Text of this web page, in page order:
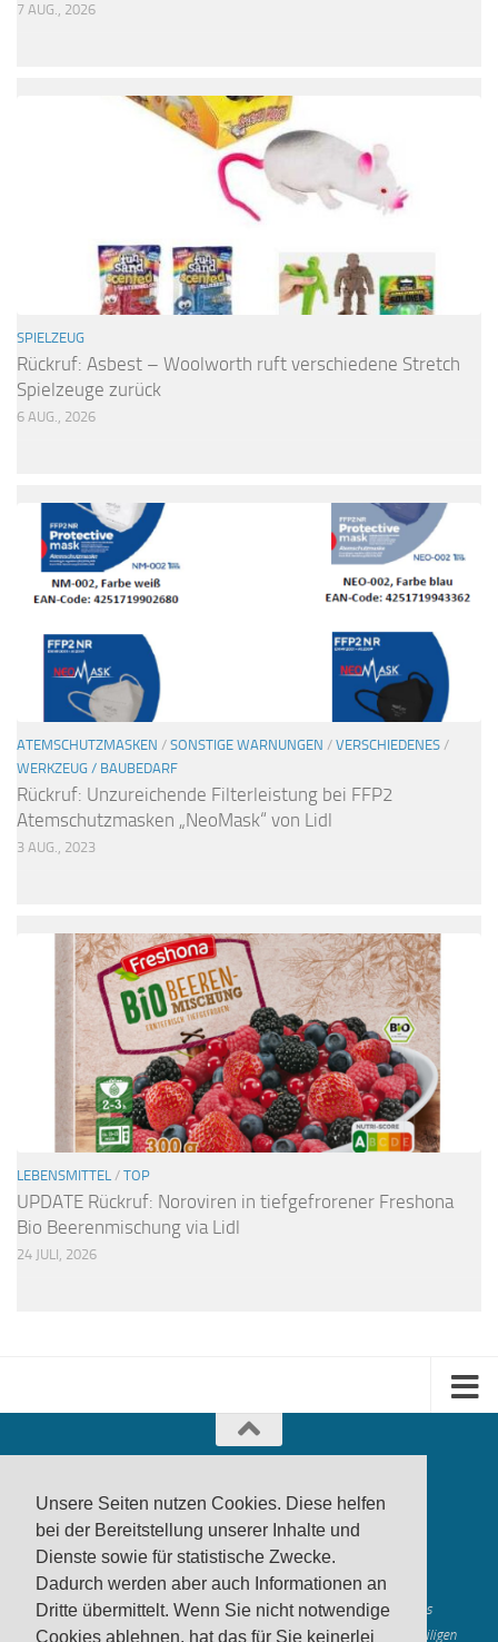
Unsere Seiten nutzen Cookies. Diese helfen
bei der Bereitstellung unserer Inhalte und
Dienste sowie für statistische Zwecke.
Dadurch werden aber auch Informationen an
Dritte übermittelt. Wenn Sie nicht notwendige
Cookies ablehnen, hat das für Sie keinerlei
7 AUG., 2026
SPIELZEUG
Rückruf: Asbest – Woolworth ruft verschiedene Stretch
Spielzeuge zurück
6 AUG., 2026
ATEMSCHUTZMASKEN / SONSTIGE WARNUNGEN / VERSCHIEDENES /
WERKZEUG / BAUBEDARF
Rückruf: Unzureichende Filterleistung bei FFP2
Atemschutzmasken „NeoMask“ von Lidl
3 AUG., 2023
LEBENSMITTEL / TOP
UPDATE Rückruf: Noroviren in tiefgefrorener Freshona
Bio Beerenmischung via Lidl
24 JULI, 2026
produktwarnung.eu - 2007-2026
Made in Gerstetten |Medienzentrum Gerstetten
Alle genannten Marken, Warenzeichen und Logos innerhalb dieses
Medienangebotes sind durch die Marken- und Urheberechte der jeweiligen